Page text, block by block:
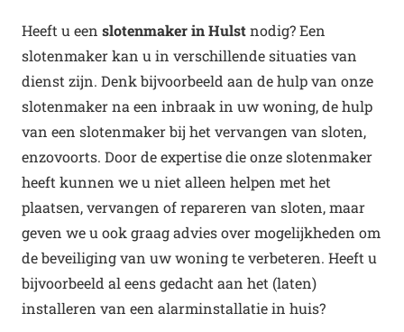
Heeft u een slotenmaker in Hulstnodig? Een
slotenmaker kan u in verschillende situaties van
dienst zijn. Denk bijvoorbeeld aan de hulp van onze
slotenmaker na een inbraak in uw woning, de hulp
van een slotenmaker bij het vervangen van sloten,
enzovoorts. Door de expertise die onze slotenmaker
heeft kunnen we u niet alleen helpen met het
plaatsen, vervangen of repareren van sloten, maar
geven we u ook graag advies over mogelijkheden om
de beveiliging van uw woning te verbeteren. Heeft u
bijvoorbeeld al eens gedacht aan het (laten)
installeren van een alarminstallatie in huis?